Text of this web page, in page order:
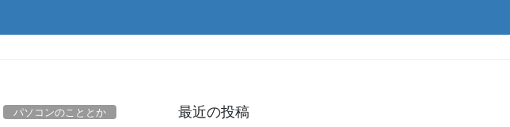
パソコンのこととか 最近の投稿